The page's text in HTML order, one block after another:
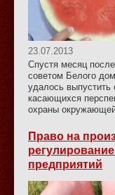
23.07.2013
Спустя месяц
советом Белого
удалось выпустить
касающихся
охраны
Право на
предприятий